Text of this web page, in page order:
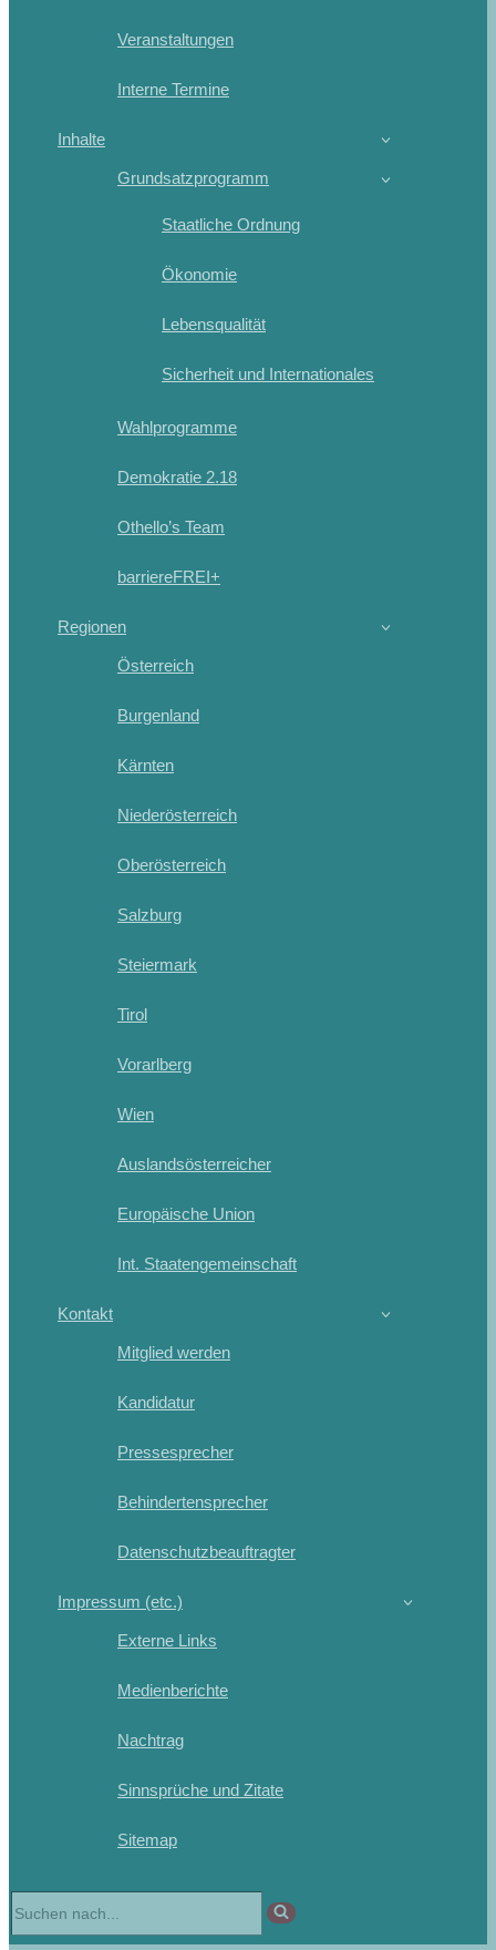
Veranstaltungen
Interne Termine
Inhalte
Grundsatzprogramm
Staatliche Ordnung
Ökonomie
Lebensqualität
Sicherheit und Internationales
Wahlprogramme
Demokratie 2.18
Othello’s Team
barriereFREI+
Regionen
Österreich
Burgenland
Kärnten
Niederösterreich
Oberösterreich
Salzburg
Steiermark
Tirol
Vorarlberg
Wien
Auslandsösterreicher
Europäische Union
Int. Staatengemeinschaft
Kontakt
Mitglied werden
Kandidatur
Pressesprecher
Behindertensprecher
Datenschutzbeauftragter
Impressum (etc.)
Externe Links
Medienberichte
Nachtrag
Sinnsprüche und Zitate
Sitemap